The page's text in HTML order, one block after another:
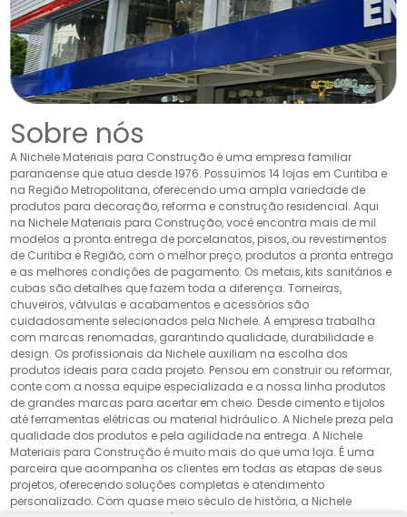
Sobre nós
A Nichele Materiais para Construção é uma empresa familiar
paranaense que atua desde 1976. Possuímos 14 lojas em Curitiba e
na Região Metropolitana, oferecendo uma ampla variedade de
produtos para decoração, reforma e construção residencial. Aqui
na Nichele Materiais para Construção, você encontra mais de mil
modelos a pronta entrega de porcelanatos, pisos, ou revestimentos
de Curitiba e Região, com o melhor preço, produtos a pronta entrega
e as melhores condições de pagamento. Os metais, kits sanitários e
cubas são detalhes que fazem toda a diferença. Torneiras,
chuveiros, válvulas e acabamentos e acessórios são
cuidadosamente selecionados pela Nichele. A empresa trabalha
com marcas renomadas, garantindo qualidade, durabilidade e
design. Os profissionais da Nichele auxiliam na escolha dos
produtos ideais para cada projeto. Pensou em construir ou reformar,
conte com a nossa equipe especializada e a nossa linha produtos
de grandes marcas para acertar em cheio. Desde cimento e tijolos
até ferramentas elétricas ou material hidráulico. A Nichele preza pela
qualidade dos produtos e pela agilidade na entrega. A Nichele
Materiais para Construção é muito mais do que uma loja. É uma
parceira que acompanha os clientes em todas as etapas de seus
projetos, oferecendo soluções completas e atendimento
personalizado. Com quase meio século de história, a Nichele